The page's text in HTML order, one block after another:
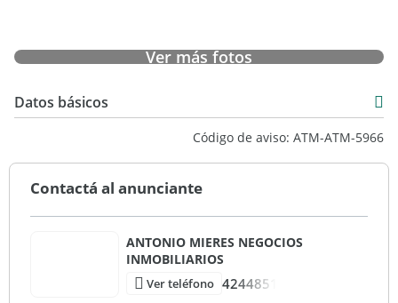
Ver más fotos
Datos básicos
Código de aviso: ATM-ATM-5966
Contactá al anunciante
ANTONIO MIERES NEGOCIOS
INMOBILIARIOS
Ver teléfono 4244851